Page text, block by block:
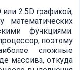
2.5D графикой,
математических
функциями.
поэтому
сложные
массива, откуда